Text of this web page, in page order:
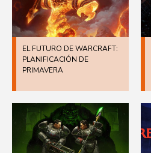
EL FUTURO DE WARCRAFT:
PLANIFICACIÓN DE
PRIMAVERA